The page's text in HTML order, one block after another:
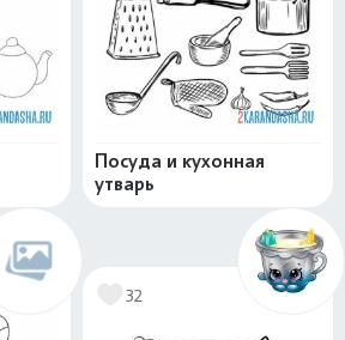
Посуда и кухонная
утварь
32